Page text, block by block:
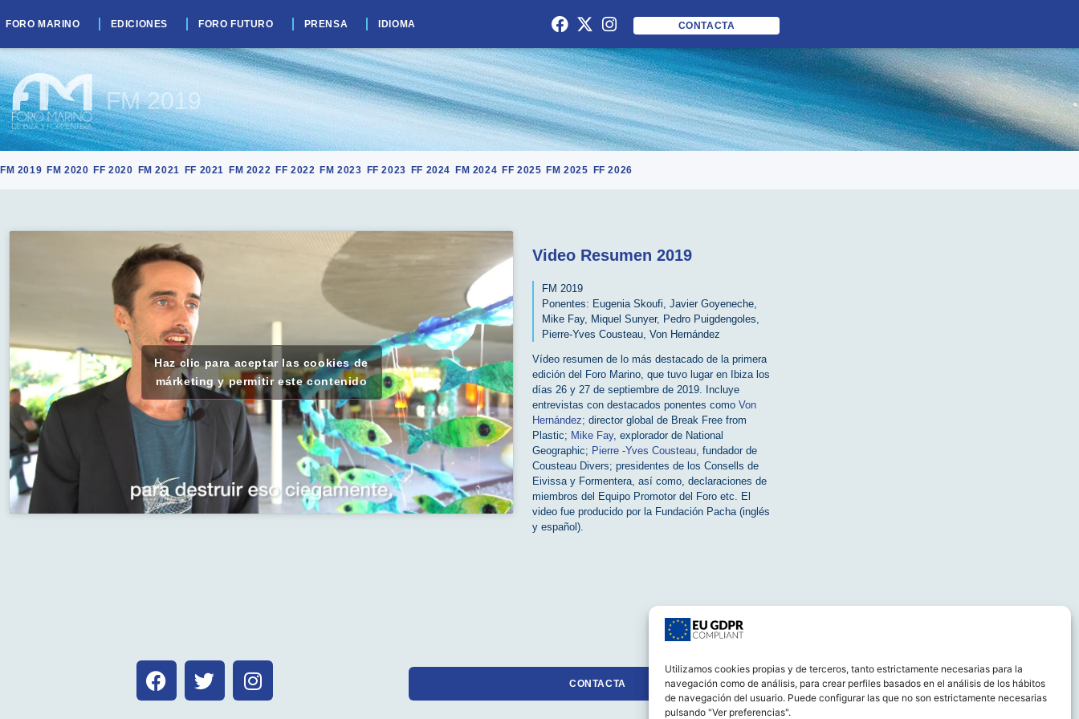
Utilizamos cookies propias y de terceros, tanto estrictamente necesarias para la
navegación como de análisis, para crear perfiles basados en el análisis de los hábitos
de navegación del usuario. Puede configurar las que no son estrictamente necesarias
pulsando "Ver preferencias".
FORO MARINO EDICIONES FORO FUTURO PRENSA IDIOMA CONTACTA
FM 2019
FM 2019 FM 2020 FF 2020 FM 2021 FF 2021 FM 2022 FF 2022 FM 2023 FF 2023 FF 2024 FM 2024 FF 2025 FM 2025 FF 2026
Haz clic para aceptar las cookies de
márketing y permitir este contenido
Video Resumen 2019
FM 2019
Ponentes: Eugenia Skoufi Javier Goyeneche
Mike Fay, Miquel Sunyer, Pedro Puigdengoles
Pierre-Yves Cousteau Von Hernández
Vídeo resumen de lo más destacado de la primera
edición del Foro Marino, que tuvo lugar en Ibiza los
días 26 y 27 de septiembre de 2019. Incluye
entrevistas con destacados ponentes como Von
Hernández; director global de Break Free from
Plastic; Mike Fay, explorador de National
Geographic; Pierre -Yves Cousteau , fundador de
Cousteau Divers; presidentes de los Consells de
Eivissa y Formentera, así como, declaraciones de
miembros del Equipo Promotor del Foro etc. El
video fue producido por la Fundación Pacha (inglés
y español).
CONTACTA